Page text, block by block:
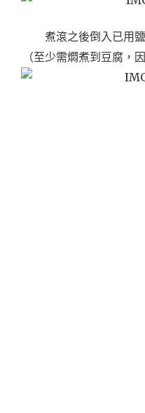
煮滾之後倒入已用
（至少需燜煮到豆腐，